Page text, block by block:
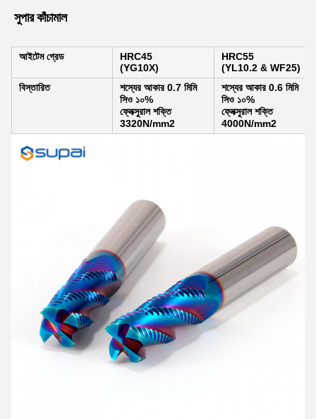
সুপার কাঁচামাল
আইটেম গ্রেড
HRC45
(YG10X)
HRC55
(YL10.2 & WF25)
বিস্তারিত
শস্যের আকার 0.7 মিমি
সিও ১০%
ফ্লেক্সুরাল শক্তি
3320N/mm2
শস্যের আকার 0.6 মিমি
সিও ১০%
ফ্লেক্সুরাল শক্তি
4000N/mm2